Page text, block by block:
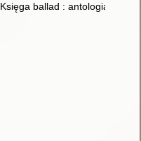
Księga ballad : antologia